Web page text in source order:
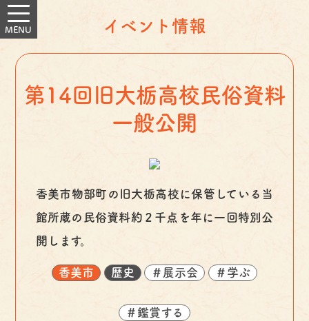
イベント情報
第14回旧大栃高校民俗資料
一般公開
香美市物部町の旧大栃高校に保管している当
館所蔵の民俗資料約２千点を年に一回特別公
開します。
香美市 歴史 ＃展示会 ＃学ぶ
＃鑑賞する